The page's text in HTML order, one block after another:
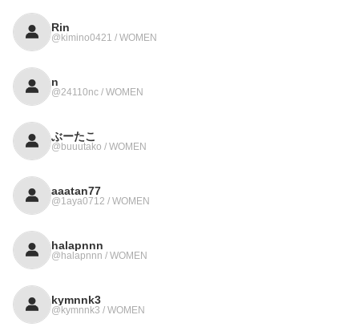
Rin
@kimino0421 / WOMEN
n
@24110nc / WOMEN
ぶーたこ
@buuutako / WOMEN
aaatan77
@1aya0712 / WOMEN
halapnnn
@halapnnn / WOMEN
kymnnk3
@kymnnk3 / WOMEN